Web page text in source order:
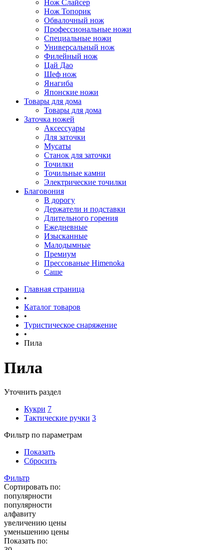
Нож Слайсер
Нож Топорик
Обвалочный нож
Профессиональные ножи
Специальные ножи
Универсальный нож
Филейный нож
Цай Дао
Шеф нож
Янагиба
Японские ножи
Товары для дома
Товары для дома
Заточка ножей
Аксессуары
Для заточки
Мусаты
Станок для заточки
Точилки
Точильные камни
Электрические точилки
Благовония
В дорогу
Держатели и подставки
Длительного горения
Ежедневные
Изысканные
Малодымные
Премиум
Прессованые Himenoka
Саше
Главная страница
•
Каталог товаров
•
Туристическое снаряжение
•
Пила
Пила
Уточнить раздел
Кукри 7
Тактические ручки 3
Фильтр по параметрам
Показать
Сбросить
Фильтр
Сортировать по:
популярности
популярности
алфавиту
увеличению цены
уменьшению цены
Показать по: